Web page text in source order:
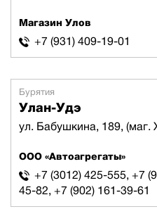
Магазин Улов
+7 (931) 409-19-01
Бурятия
Улан-Удэ
ул. Бабушкина, 189, (маг.
ООО «Автоагрегаты»
+7 (3012) 425-555, +7
45-82, +7 (902) 161-39-61